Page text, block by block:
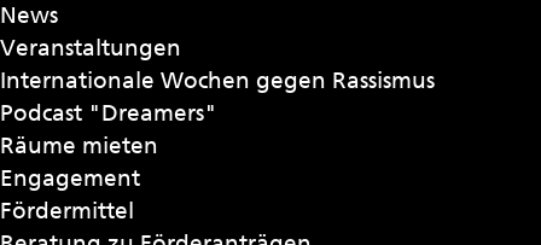
News
Veranstaltungen
Internationale Wochen gegen Rassismus
Podcast "Dreamers"
Räume mieten
Engagement
Fördermittel